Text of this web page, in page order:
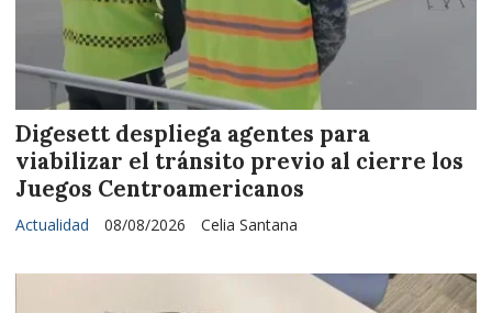
Digesett despliega agentes para
viabilizar el tránsito previo al cierre los
Juegos Centroamericanos
Celia Santana
Actualidad 08/08/2026